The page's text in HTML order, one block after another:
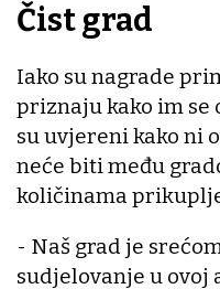
Čist grad
Iako su nagrade
priznaju kako im se
su uvjereni kako ni
neće biti među
količinama
- Naš grad je
sudjelovanje u ovoj